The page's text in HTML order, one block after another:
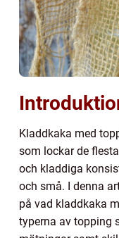
Kladdkaka med
som lockar de
och kladdiga
och små. I denna
på vad kladdkaka
typerna av topping